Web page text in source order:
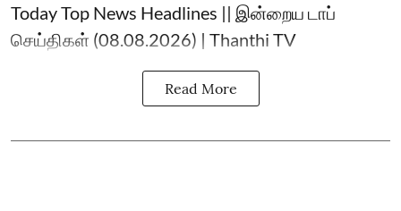
Today Top News Headlines || இன்றைய டாப்
செய்திகள் (08.08.2026) | Thanthi TV
Read More